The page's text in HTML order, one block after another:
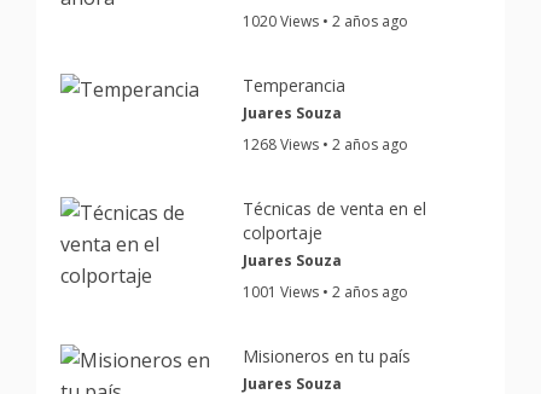
1020 Views • 2 años ago
Temperancia
Juares Souza
1268 Views • 2 años ago
Técnicas de venta en el
colportaje
Juares Souza
1001 Views • 2 años ago
Misioneros en tu país
Juares Souza